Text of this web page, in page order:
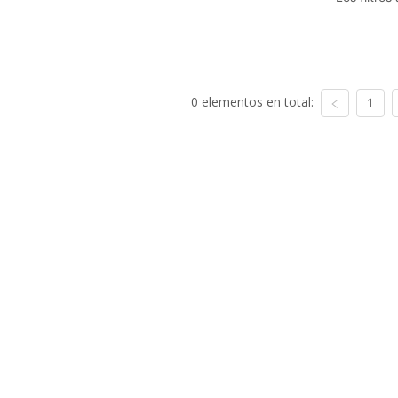
0 elementos en total: 1